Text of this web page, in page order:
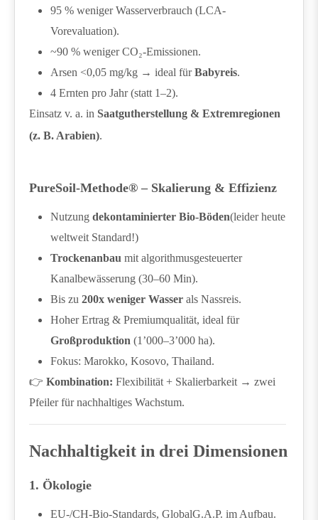
95 % weniger Wasserverbrauch (LCA-
Vorevaluation).
~90 % weniger CO₂-Emissionen.
Arsen <0,05 mg/kg → ideal fürBabyreis.
4 Ernten pro Jahr (statt 1–2).
Einsatz v. a. in Saatgutherstellung & Extremregionen
(z. B. Arabien).
PureSoil-Methode® – Skalierung & Effizienz
Nutzung dekontaminierter Bio-Böden(leider heute
weltweit Standard!)
Trockenanbau mit algorithmusgesteuerter
Kanalbewässerung (30–60 Min).
Bis zu 200x weniger Wasser als Nassreis.
Hoher Ertrag & Premiumqualität, ideal für
Großproduktion (1’000–3’000 ha).
Fokus: Marokko, Kosovo, Thailand.
👉 Kombination: Flexibilität + Skalierbarkeit → zwei
Pfeiler für nachhaltiges Wachstum.
Nachhaltigkeit in drei Dimensionen
1. Ökologie
EU-/CH-Bio-Standards, GlobalG.A.P. im Aufbau.